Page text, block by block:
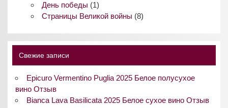
День победы (1)
Страницы Великой войны (8)
Свежие записи
Epicuro Vermentino Puglia 2025 Белое полусухое
вино Отзыв
Bianca Lava Basilicata 2025 Белое сухое вино Отзыв